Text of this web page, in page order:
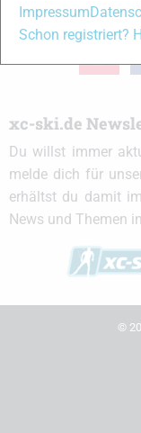
xc-ski.de in
instagram
xc-ski.de
Du willst immer
melde dich für
erhältst du damit
News und Themen
©
Impressum
Schon registriert?